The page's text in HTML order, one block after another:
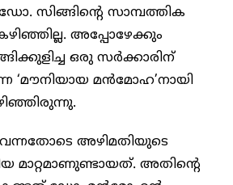
സിങ്ങിന്റെ സാമ്പത്തിക
അപ്പോഴേക്കും
ഒരു സർക്കാരിന്
‘മൗനിയായ മൻമോഹ’നായി
അഴിമതിയുടെ
മാറ്റമാണുണ്ടായത്. അതിന്റെ